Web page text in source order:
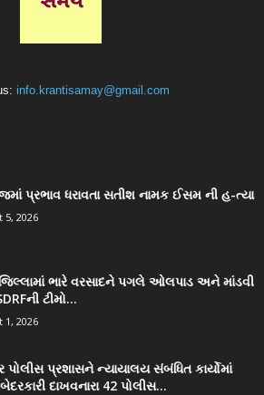
info.krantisamay@gmail.com
પ્રભાવ ધરાવતા સતીશ નામક ઈસમ ની હ-ત્યા
5, 2026
ભારે વરસાદને પગલે ઓલપાડ અને માંડવી
ટીમો...
1, 2026
પ્રશાસને ન્યાયાલય સંબંધિત કાર્યોમાં
દાખવનારા 42 પોલીસ...